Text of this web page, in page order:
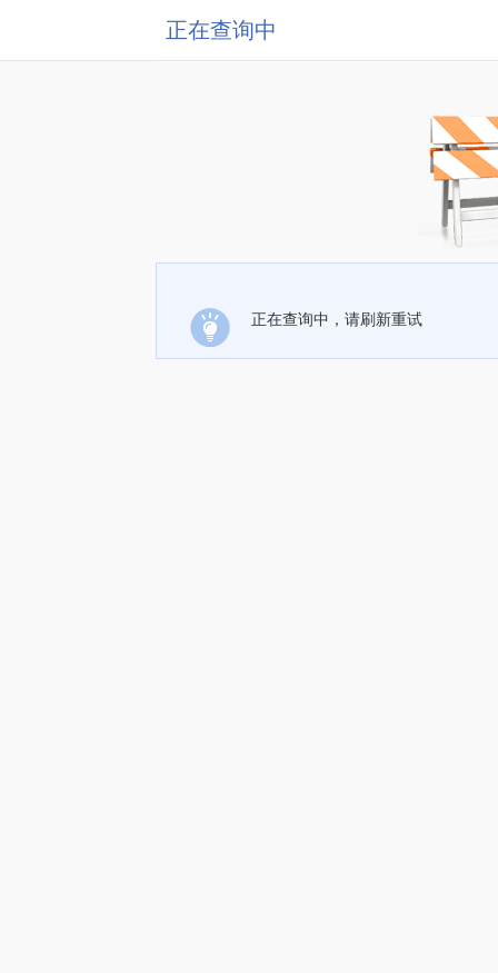
正在查询中
正在查询中，请刷新重试